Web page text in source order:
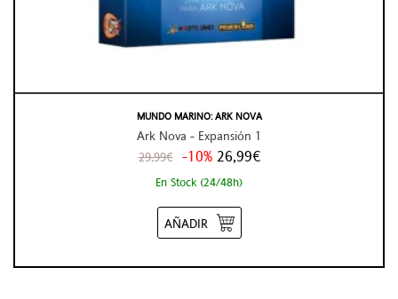
MUNDO MARINO: ARK NOVA
Ark Nova - Expansión 1
29,99€ -10% 26,99€
En Stock (24/48h)
AÑADIR